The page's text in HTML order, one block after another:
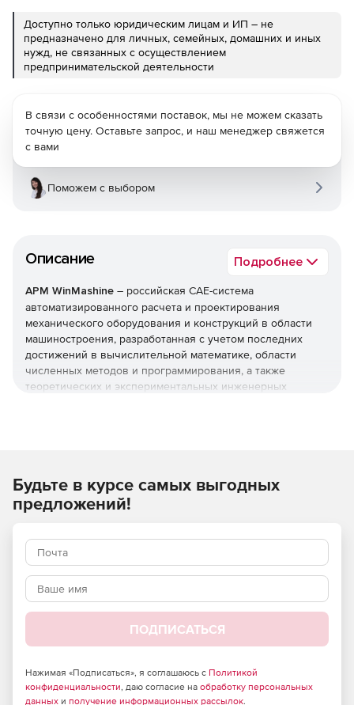
Доступно только юридическим лицам и ИП – не
предназначено для личных, семейных, домашних и иных
нужд, не связанных с осуществлением
предпринимательской деятельности
Описание Подробнее
APM WinMashine – российская CAE-система
автоматизированного расчета и проектирования
механического оборудования и конструкций в области
машиностроения, разработанная с учетом последних
достижений в вычислительной математике, области
численных методов и программирования, а также
теоретических и экспериментальных инженерных
бесшовные связки между расчетными модулями для
решения сложных производственных задач.
модульной схеме, что обеспечивает удобство его
использования под узконаправленные отраслевые
задачи машиностроения.
Графические средства (2D и 3D препроцессор для
Детали машин и соединения (расчеты типовых
В связи с особенностями поставок, мы не можем сказать
точную цену. Оставьте запрос, и наш менеджер свяжется
с вами
Поможем с выбором
Будьте в курсе самых выгодных
предложений!
ПОДПИСАТЬСЯ
Нажимая «Подписаться», я соглашаюсь с Политикой
конфиденциальности, даю согласие на обработку персональных
данных и получение информационных рассылок.